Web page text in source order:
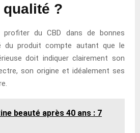
qualité ?
du CBD dans de bonnes
du produit compte autant que le
doit indiquer clairement son
son origine et idéalement ses
beauté après 40 ans : 7